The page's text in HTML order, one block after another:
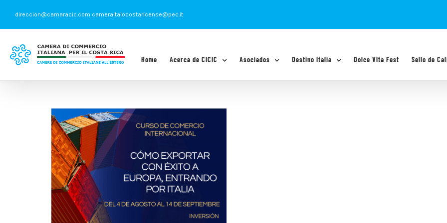
contenido
direccion@camaracic.com cameraitalocostaricense@pec.it
Home Acerca de CICIC Asociados Destino Italia Dolce VIta Fest Sello de